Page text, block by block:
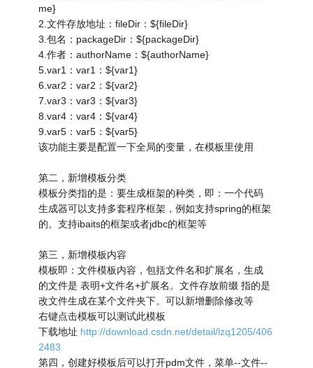
me}
2.文件存放地址：fileDir：${fileDir}
3.包名：packageDir：${packageDir}
4.作者：authorName：${authorName}
5.var1：var1：${var1}
6.var2：var2：${var2}
7.var3：var3：${var3}
8.var4：var4：${var4}
9.var5：var5：${var5}
该功能主要是配置一下全局的变量，在模板里使用
第二，新增模板分类
模板分类指的是：要生成框架的种类，即：一个代码
生成器可以支持多套程序框架，例如支持spring的框架
的。支持ibaits的框架或者jdbc的框架等
第三，新增模板内容
模板即：文件模板内容，包括文件名和扩展名，生成
的文件是 表明+文件名+扩展名。文件存放前缀 指的是
改文件生成在某个文件夹下。可以新增删除修改等
右键点击模板可以测试此模板
下载地址 http://download.csdn.net/detail/lzq1205/406
2483
第四，创建好模板后可以打开pdm文件，菜单--文件--